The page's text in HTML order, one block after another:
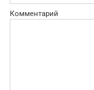
Комментарий